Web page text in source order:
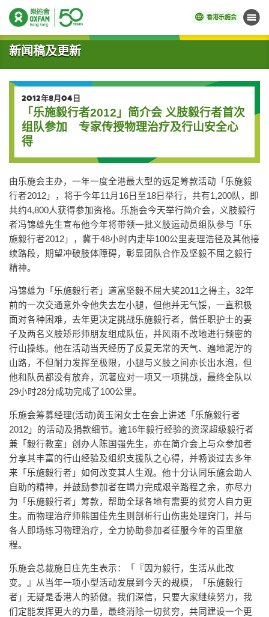
香港乐施会 菜单
开始主要内容
新闻稿及更新
2012年8月04日
「乐施毅行者2012」简介会 义肢毅行者首次
组队参加 专家传授物理治疗及行山安全心
得
由乐施会主办，一年一度全港最大型的远足筹款活动「乐施毅
行者2012」，将于今年11月16日至18日举行，共有1,200队，即
共约4,800人获得参加资格。乐施会今天举行简介会，义肢毅行
者冯锦雄先生宣布他今年将带领一批义肢运动员组队参与「乐
施毅行者2012」，冀于48小时内走毕100公里麦理浩径及其他接
续路段，期望冲破肢体障碍，彰显团队合作及坚毅不屈之毅行
精神。
冯锦雄为「乐施毅行者」道富坚毅不屈大奖2011之得主，32年
前的一次交通意外令他失去左小腿，但他并无气馁，一直积极
面对各种困难，去年更决定挑战乐施毅行者，偕任职护士的妻
子及两名义肢矫形师朋友组成队伍，并风雨不改地进行频密的
行山操练。他在活动当天经历了反复无常的天气、遍地泥泞的
山路，不但耐力发挥至极限，小腿与义肢之间亦长出水泡，但
他和队员都没有放弃，沉著应对一项又一项挑战，最终全队以
29小时28分成功完成了100公里。
乐施会筹募经理(活动)黄玉闲女士在会上讲述「乐施毅行者
2012」的活动及捐款细节。逾16年毅行经验的资深超级毅行者
兼「毅行教室」创办人陈国强先生，亦在简介会上与众参加者
分享其丰富的行山经验及组织支援队之心得，并畅谈过去多年
来「乐施毅行者」如何改变其人生观。他十分认同乐施会助人
自助的精神，并鼓励参加者在竭力完成艰辛路程之余，亦尽力
为「乐施毅行者」筹款，帮助全球各地有需要的贫穷人自力更
生。而物理治疗师熊国佳先生则剖析行山伤患处理窍门，并与
各人即场练习物理治疗，全力协助参加者征服今年的百里旅
程。
乐施会总裁施日庄先生表示：「『因为毅行，生活从此改
变。』从当年一项小型活动发展到今天的规模，「乐施毅行
者」无疑是香港人的骄傲。我们深信，只要大家继续努力，我
们定能发挥更大的力量，最终消除一切贫穷，共同建设一个更